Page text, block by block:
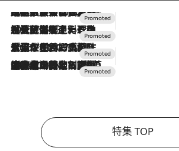
2026.7.31
【ホテル帰省】という選択肢をOMOが提案。家族とほどよい距離を保つには「昼は実家、夜は気兼ねなくホテルで！」
2026.7.24
【夏限定ディナーコース】旬を迎える稚鮎や花ズッキーニなどをイタリア・トスカーナの郷土料理の手法で満喫！
2026.7.17
「土佐和ハーブかき氷」がOMO7高知に登場！生姜、山椒、大葉など目にも舌にも涼を呼ぶ郷土の味
2026.7.10
NEW OPEN！【界 草津】名湯の地に誕生。趣の異なる2種の温泉と上州ならではの会席・蕎麦割烹など美食を味わう究極の癒やし旅
特集 TOP